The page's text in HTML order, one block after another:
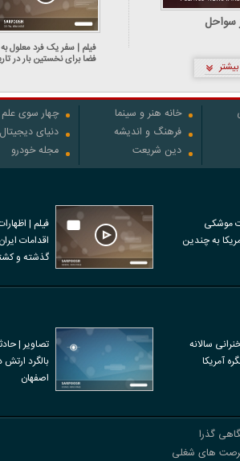
سواحل
فیلم | سفر یک فرد معلول به
فضا برای نخستین بار در بیشتر
خانه هنر و سینما
فرهنگ و اندیشه
دین شریعت
چهار سوی علم
دنیای دیجیتال
مجله خودرو
موشکی
به چندین
فیلم |
سالانه
آمریکا
تصاویر |
بالگرد
اصفهان
گذرا
های شغلی